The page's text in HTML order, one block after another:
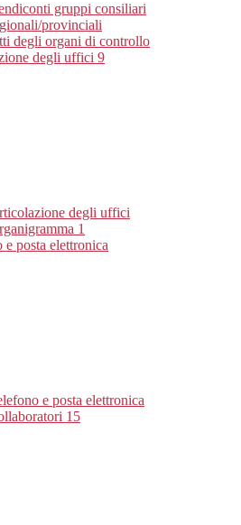
gruppi consiliari
provinciali
degli organi di controllo
degli uffici 9
degli uffici
1
e posta elettronica
e posta elettronica
15